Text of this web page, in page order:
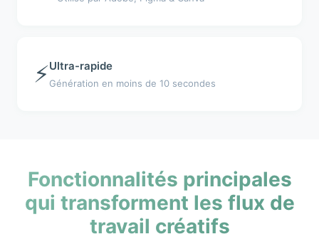
⚡Ultra-rapide
Génération en moins de 10 secondes
Fonctionnalités principales
qui transforment les flux de
travail créatifs